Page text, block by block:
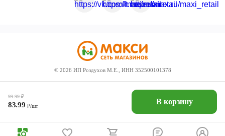
99.99₽
83.99₽/шт В корзину
© 2026 ИП Роздухов М.Е., ИНН 352500101378